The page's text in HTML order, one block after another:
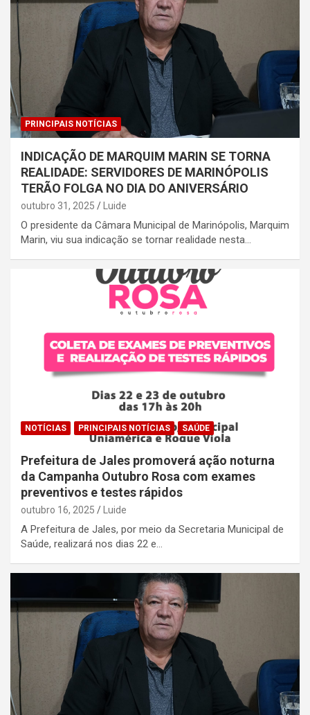
PRINCIPAIS NOTÍCIAS
INDICAÇÃO DE MARQUIM MARIN SE TORNA
REALIDADE: SERVIDORES DE MARINÓPOLIS
TERÃO FOLGA NO DIA DO ANIVERSÁRIO
outubro 31, 2025 Luide
O presidente da Câmara Municipal de Marinópolis, Marquim
Marin, viu sua indicação se tornar realidade nesta…
NOTÍCIAS PRINCIPAIS NOTÍCIAS SAÚDE
Prefeitura de Jales promoverá ação noturna
da Campanha Outubro Rosa com exames
preventivos e testes rápidos
outubro 16, 2025 Luide
A Prefeitura de Jales, por meio da Secretaria Municipal de
Saúde, realizará nos dias 22 e…